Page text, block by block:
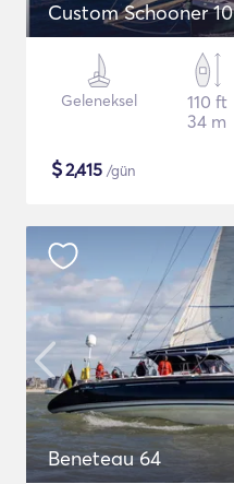
Custom Schooner 10
Geleneksel
110 ft
34 m
$2,415 /gün
Beneteau 64